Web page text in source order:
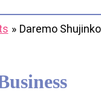
Daremo